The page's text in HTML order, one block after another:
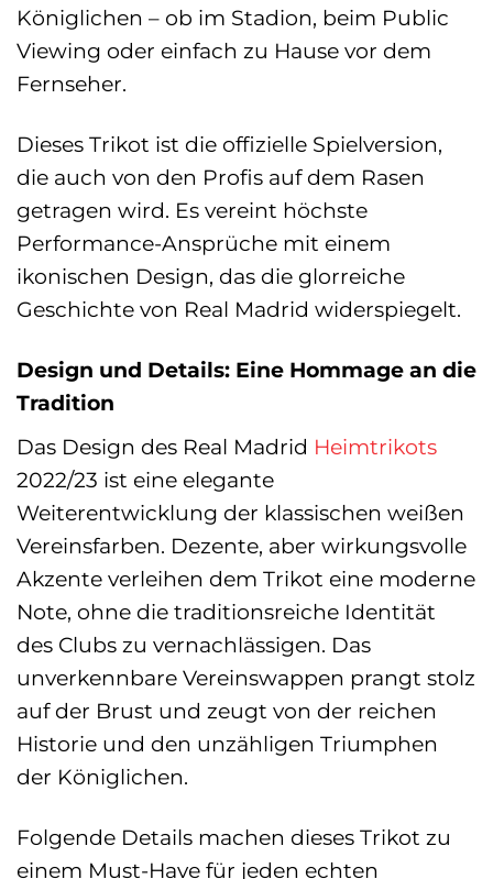
Königlichen – ob im Stadion, beim Public
Viewing oder einfach zu Hause vor dem
Fernseher.
Dieses Trikot ist die offizielle Spielversion,
die auch von den Profis auf dem Rasen
getragen wird. Es vereint höchste
Performance-Ansprüche mit einem
ikonischen Design, das die glorreiche
Geschichte von Real Madrid widerspiegelt.
Design und Details: Eine Hommage an die
Tradition
Das Design des Real Madrid Heimtrikots
2022/23 ist eine elegante
Weiterentwicklung der klassischen weißen
Vereinsfarben. Dezente, aber wirkungsvolle
Akzente verleihen dem Trikot eine moderne
Note, ohne die traditionsreiche Identität
des Clubs zu vernachlässigen. Das
unverkennbare Vereinswappen prangt stolz
auf der Brust und zeugt von der reichen
Historie und den unzähligen Triumphen
der Königlichen.
Folgende Details machen dieses Trikot zu
einem Must-Have für jeden echten